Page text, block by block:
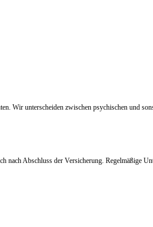
Wir unterscheiden zwischen psychischen und
Abschluss der Versicherung. Regelmäßige